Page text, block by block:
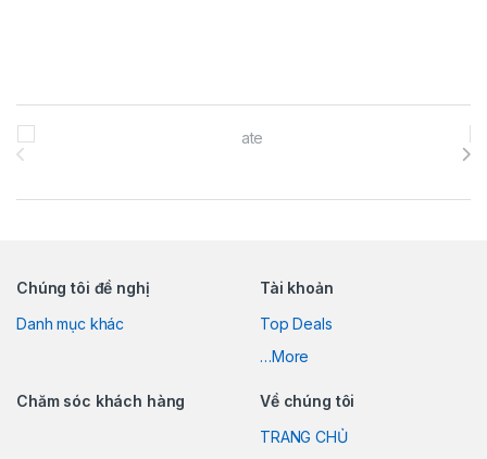
Brands Carousel
Chúng tôi đề nghị
Danh mục khác
Tài khoản
Top Deals
…More
Chăm sóc khách hàng
Về chúng tôi
TRANG CHỦ